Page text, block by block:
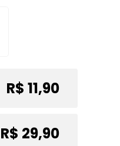
R$ 11,90
R$ 29,90